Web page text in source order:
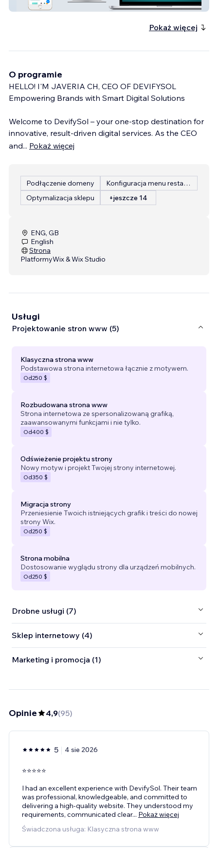
Data2care
Pokaż więcej
O programie
HELLO! I'M JAVERIA CH, CEO OF DEVIFYSOL
Empowering Brands with Smart Digital Solutions
Welcome to DevifySol – your one-stop destination for
innovative, result-driven digital services. As the CEO
and... Pokaż więcej
Podłączenie domeny
Konfiguracja menu restauracji
Optymalizacja sklepu
+jeszcze 14
ENG, GB
English
Strona
PlatformyWix & Wix Studio
Usługi
Projektowanie stron www (5)
Klasyczna strona www
Podstawowa strona internetowa łącznie z motywem.
Od250 $
Rozbudowana strona www
Strona internetowa ze spersonalizowaną grafiką,
zaawansowanymi funkcjami i nie tylko.
Od400 $
Odświeżenie projektu strony
Nowy motyw i projekt Twojej strony internetowej.
Od350 $
Migracja strony
Przeniesienie Twoich istniejących grafik i treści do nowej
strony Wix.
Od250 $
Strona mobilna
Dostosowanie wyglądu strony dla urządzeń mobilnych.
Od250 $
Drobne usługi (7)
Sklep internetowy (4)
Marketing i promocja (1)
Opinie 4,9(95)
5 4 sie 2026
⭐⭐⭐⭐⭐
I had an excellent experience with DevifySol. Their team
was professional, knowledgeable, and committed to
delivering a high-quality website. They understood my
requirements, communicated clear... Pokaż więcej
Świadczona usługa: Klasyczna strona www